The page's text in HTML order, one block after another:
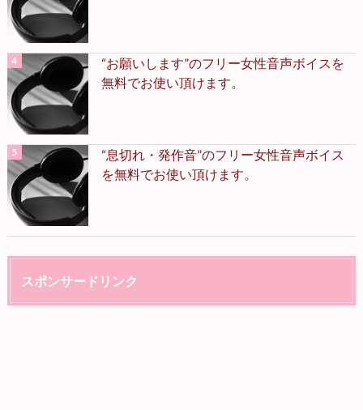
“お願いします”のフリー女性音声ボイスを
無料でお使い頂けます。
“息切れ・発作音”のフリー女性音声ボイス
を無料でお使い頂けます。
スポンサードリンク